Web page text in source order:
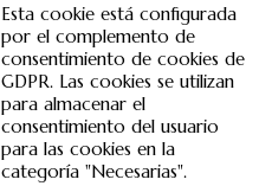
Esta cookie está configurada
por el complemento de
consentimiento de cookies de
GDPR. Las cookies se utilizan
para almacenar el
consentimiento del usuario
para las cookies en la
categoría "Necesarias".